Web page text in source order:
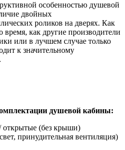
особенностью душевой
двойных
роликов на дверях. Как
как другие производители
или в лучшем случае только
к значительному
душевой кабины:
открытые (без крыши)
принудительная вентиляция)